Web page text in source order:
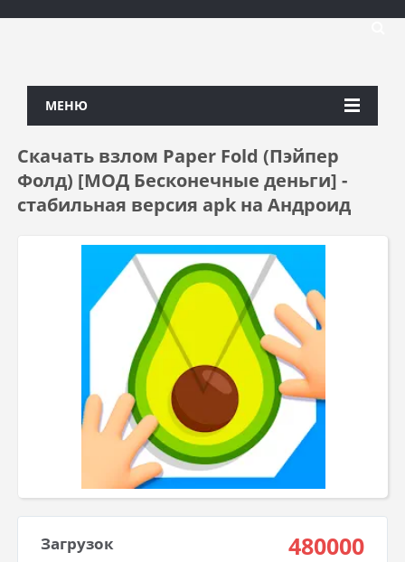
МЕНЮ
Скачать взлом Paper Fold (Пэйпер
Фолд) [МОД Бесконечные деньги] -
стабильная версия apk на Андроид
Загрузок 480000